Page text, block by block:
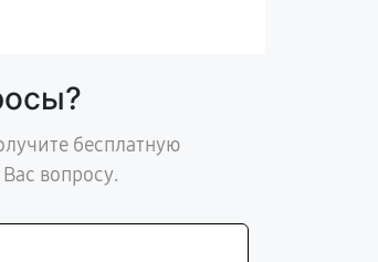
бесплатную
вопросу.